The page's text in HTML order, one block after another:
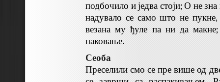
подбочило и једва стоји; О не
надувало се само што не
везана му ђуле па ни да
паковање.
Сеоба
Преселили смо се пре више од